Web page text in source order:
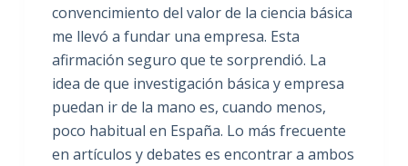
convencimiento del valor de la ciencia básica
me llevó a fundar una empresa. Esta
afirmación seguro que te sorprendió. La
idea de que investigación básica y empresa
puedan ir de la mano es, cuando menos,
poco habitual en España. Lo más frecuente
en artículos y debates es encontrar a ambos